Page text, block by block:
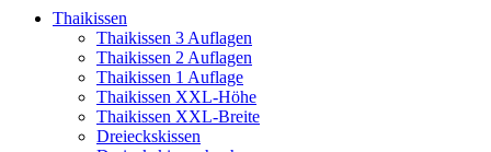
Thaikissen
Thaikissen 3 Auflagen
Thaikissen 2 Auflagen
Thaikissen 1 Auflage
Thaikissen XXL-Höhe
Thaikissen XXL-Breite
Dreieckskissen